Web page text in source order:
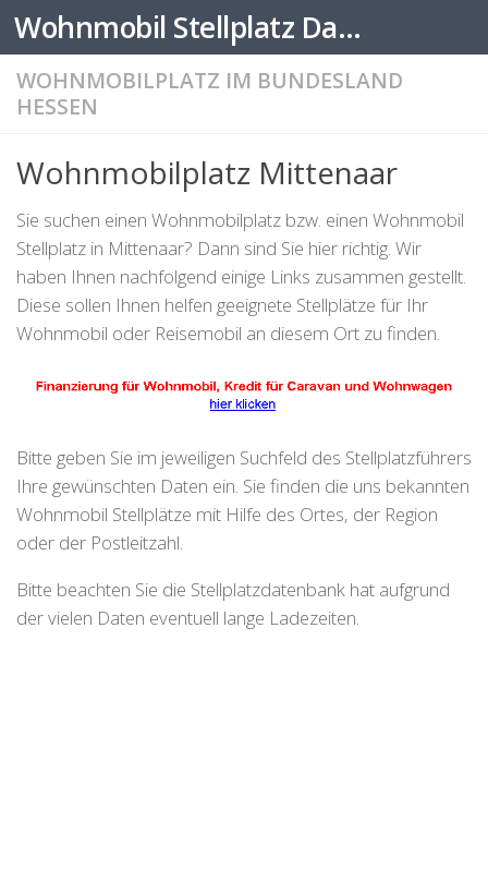
Zum Inhalt springen Wohnmobil Stellplatz Datenbank
WOHNMOBILPLATZ IM BUNDESLAND
HESSEN
Wohnmobilplatz Mittenaar
Sie suchen einen Wohnmobilplatz bzw. einen Wohnmobil
Stellplatz in Mittenaar? Dann sind Sie hier richtig. Wir
haben Ihnen nachfolgend einige Links zusammen gestellt.
Diese sollen Ihnen helfen geeignete Stellplätze für Ihr
Wohnmobil oder Reisemobil an diesem Ort zu finden.
Bitte geben Sie im jeweiligen Suchfeld des Stellplatzführers
Ihre gewünschten Daten ein. Sie finden die uns bekannten
Wohnmobil Stellplätze mit Hilfe des Ortes, der Region
oder der Postleitzahl.
Bitte beachten Sie die Stellplatzdatenbank hat aufgrund
der vielen Daten eventuell lange Ladezeiten.